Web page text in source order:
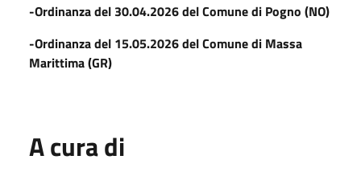
-Ordinanza del 30.04.2026 del Comune di Pogno (NO)
-Ordinanza del 15.05.2026 del Comune di Massa
Marittima (GR)
A cura di